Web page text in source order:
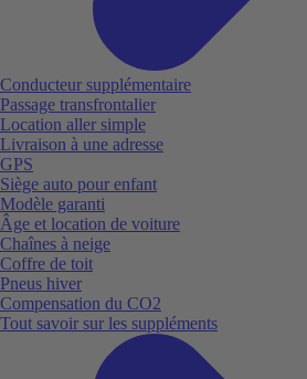
Conducteur supplémentaire
Passage transfrontalier
Location aller simple
Livraison à une adresse
GPS
Siège auto pour enfant
Modèle garanti
Âge et location de voiture
Chaînes à neige
Coffre de toit
Pneus hiver
Compensation du CO2
Tout savoir sur les suppléments